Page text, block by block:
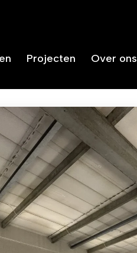
Projecten Over ons